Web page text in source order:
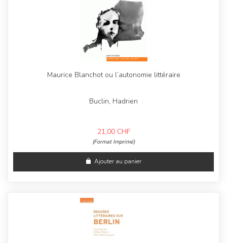
Maurice Blanchot ou l’autonomie littéraire
Buclin, Hadrien
21,00 CHF
(Format Imprimé)
Ajouter au panier